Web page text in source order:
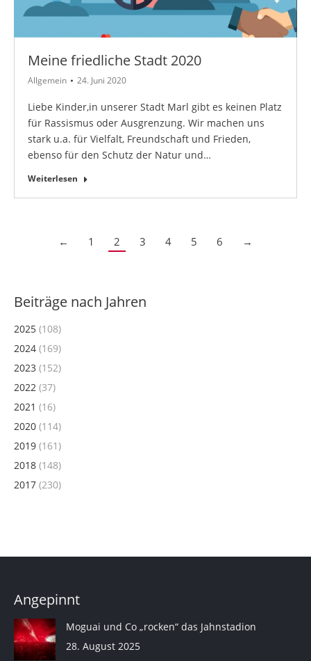
Meine friedliche Stadt 2020
Allgemein 24. Juni 2020
Liebe Kinder,in unserer Stadt Marl gibt es keinen Platz
für Rassismus oder Ausgrenzung. Wir machen uns
stark u.a. für Vielfalt, Freundschaft und Frieden,
ebenso für den Schutz der Natur und…
Weiterlesen
← 1 2 3 4 5 6 →
Beiträge nach Jahren
2025 (108)
2024 (169)
2023 (152)
2022 (37)
2021 (16)
2020 (114)
2019 (161)
2018 (148)
2017 (230)
Angepinnt
Moguai und Co „rocken“ das Jahnstadion
28. August 2025